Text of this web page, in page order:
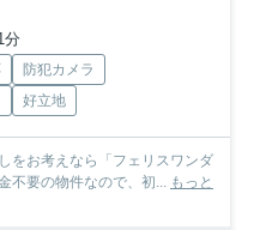
分
防犯カメラ
好立地
をお考えなら「フェリスワンダ
不要の物件なので、初...
もっと